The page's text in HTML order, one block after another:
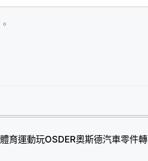
育運動玩OSDER奧斯德汽車零件